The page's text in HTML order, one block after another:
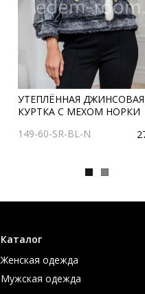
УТЕПЛЁННАЯ ДЖИНСОВАЯ
КУРТКА С МЕХОМ НОРКИ
149-60-SR-BL-N
Каталог
Женская одежда
Мужская одежда